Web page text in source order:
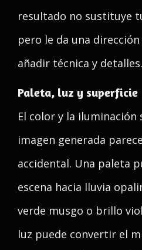
resultado no sustituye
pero le da una
añadir técnica y detalles.
Paleta, luz y superficie
El color y la iluminación
imagen generada
accidental. Una paleta
escena hacia lluvia
verde musgo o brillo
luz puede convertir el